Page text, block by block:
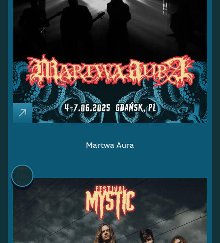
Martwa Aura
Warm
Up
Day